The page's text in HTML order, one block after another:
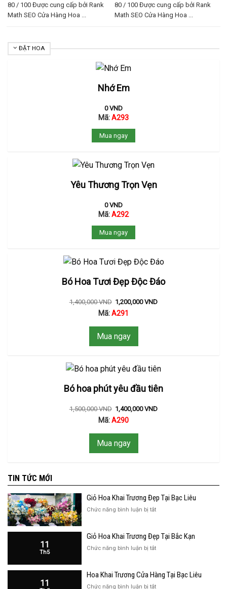
80 / 100 Được cung cấp bởi Rank
Math SEO Cửa Hàng Hoa ...
80 / 100 Được cung cấp bởi Rank
Math SEO Cửa Hàng Hoa ...
ĐẶT HOA
Nhớ Em
0VND
Mã:A293
Mua ngay
Yêu Thương Trọn Vẹn
0VND
Mã:A292
Mua ngay
Bó Hoa Tươi Đẹp Độc Đáo
1,400,000VND 1,200,000VND
Mã:A291
Mua ngay
Bó hoa phút yêu đầu tiên
1,500,000VND 1,400,000VND
Mã:A290
Mua ngay
TIN TỨC MỚI
Giỏ Hoa Khai Trương Đẹp Tại Bạc Liêu
Chức năng bình luận bị tắtở
Khai
Đẹp
Liêu
11
Th5
Giỏ Hoa Khai Trương Đẹp Tại Bắc Kạn
Chức năng bình luận bị tắtở
Khai
11
Hoa Khai Trương Cửa Hàng Tại Bạc Liêu
Chức năng bình luận bị tắtở